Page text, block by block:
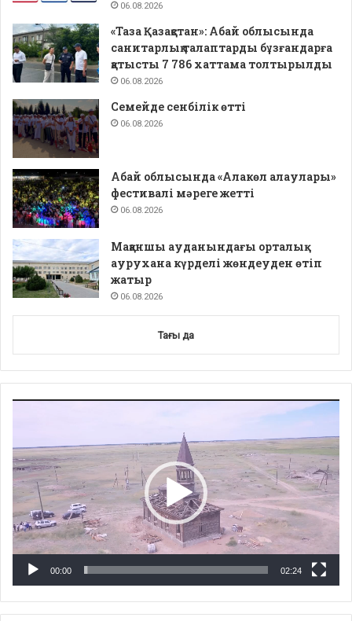
06.08.2026
«Таза Қазақстан»: Абай облысында
санитарлық талаптарды бұзғандарға
қатысты 7 786 хаттама толтырылды
06.08.2026
Семейде сенбілік өтті
06.08.2026
Абай облысында «Алакөл алаулары»
фестивалі мәреге жетті
06.08.2026
Мақаншы ауданындағы орталық
аурухана күрделі жөндеуден өтіп
жатыр
06.08.2026
Тағы да
00:00 02:24